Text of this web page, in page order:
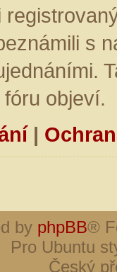
s
objeví.
|
by phpBB®
Pro Ubuntu
Český